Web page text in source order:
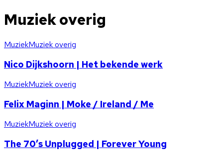
Muziek overig
MuziekMuziek overig
Nico Dijkshoorn | Het bekende werk
MuziekMuziek overig
Felix Maginn | Moke / Ireland / Me
MuziekMuziek overig
The 70’s Unplugged | Forever Young